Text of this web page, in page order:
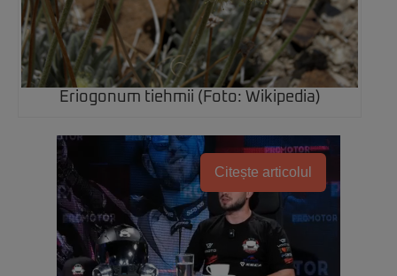
Eriogonum tiehmii (Foto: Wikipedia)
Citește articolul